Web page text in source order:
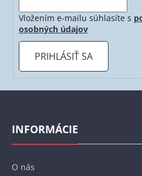
v
Vložením e-mailu súhlasíte s
osobných údajov
PRIHLÁSIŤ SA
Z
INFORMÁCIE
O nás